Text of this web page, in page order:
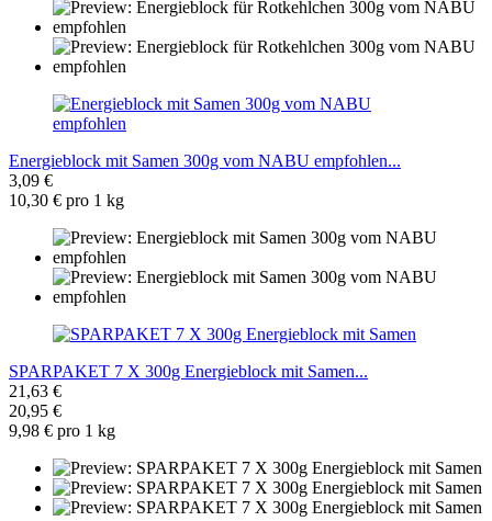
Energieblock mit Samen 300g vom NABU empfohlen...
3,09 €
10,30 € pro 1 kg
SPARPAKET 7 X 300g Energieblock mit Samen...
21,63 €
20,95 €
9,98 € pro 1 kg